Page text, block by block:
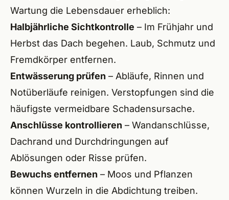
Wartung die Lebensdauer erheblich:
Halbjährliche Sichtkontrolle – Im Frühjahr und
Herbst das Dach begehen. Laub, Schmutz und
Fremdkörper entfernen.
Entwässerung prüfen – Abläufe, Rinnen und
Notüberläufe reinigen. Verstopfungen sind die
häufigste vermeidbare Schadensursache.
Anschlüsse kontrollieren – Wandanschlüsse,
Dachrand und Durchdringungen auf
Ablösungen oder Risse prüfen.
Bewuchs entfernen – Moos und Pflanzen
können Wurzeln in die Abdichtung treiben.